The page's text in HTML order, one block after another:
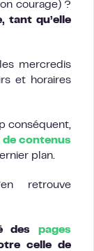
courage) ?
tant qu’elle
mercredis
et horaires
conséquent,
contenus
plan.
retrouve
des pages
celle de